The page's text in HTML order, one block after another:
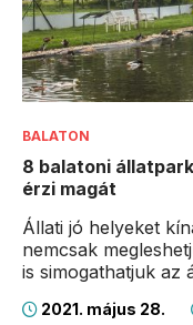
BALATON
8 balatoni
érzi magát
Állati jó helyeket
nemcsak
is simogathatjuk az
2021. május 28.